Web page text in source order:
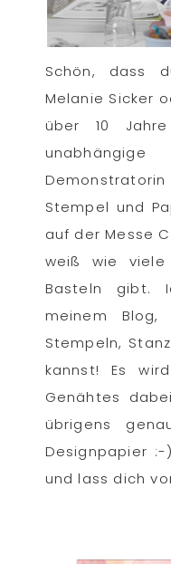
Schön, dass
Melanie Sicker
über 10
Stempel und
auf der Messe
weiß wie
Basteln gibt.
meinem
Stempeln,
kannst! Es
Genähtes
übrigens
Designpapier
und lass dich